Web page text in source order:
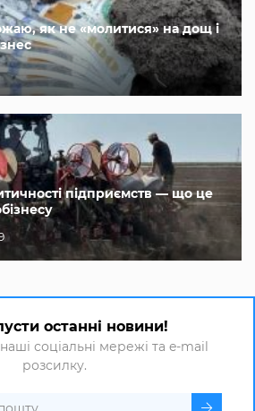
як не «молитися» на дощ і
підприємств — що це
останні новини!
соціальні мережі та e-mail
розсилку.